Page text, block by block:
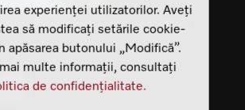
din Cluj Napoca si Sibiu
experienței utilizatorilor. Aveți
să modificați setările cookie-
apăsarea butonului „Modifică”.
multe informații, consultați
de confidențialitate.